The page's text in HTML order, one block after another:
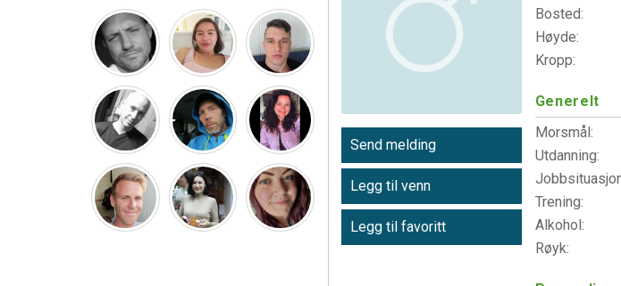
Send melding
Legg til venn
Legg til favoritt
Bosted:
Høyde:
Kropp:
Generelt
Morsmål:
Utdanning:
Trening:
Alkohol:
Røyk: